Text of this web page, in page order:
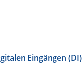
Eingängen (DI)